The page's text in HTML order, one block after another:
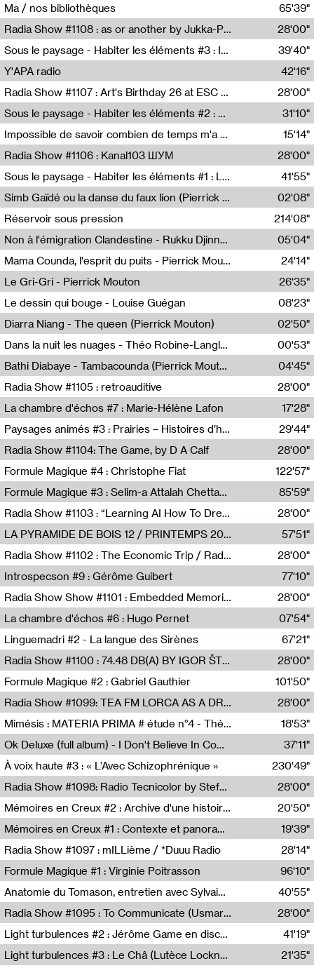
Ma / nos bibliothèques
Sarah Tritz,Elene Lapiashivili,Justin Marconnet,Mateo Cuche,Esther Lechevalier,Suzie Lecroart,Romance Castelet
65'39"
Radia Show #1108 : as or another by Jukka-Pekka Kervinen / Rádio Zero
Radio Zero
28'00"
Sous le paysage - Habiter les éléments #3 : Interprétations, rituels et symboliques des éléments
Nastassja Martin
39'40"
Y'APA radio
Pierrick Mouton
42'16"
Radia Show #1107 : Art's Birthday 26 at ESC - Medien Kunst Labor
Radio Helsinki
28'00"
Sous le paysage - Habiter les éléments #2 : Vers le tournant élémentaire
Nastassja Martin
31'10"
Impossible de savoir combien de temps m'a échappé
Mélanie Blaison,Mateo Cuin
15'14"
Radia Show #1106 : Kanal103 ШУМ
Kanal103
28'00"
Sous le paysage - Habiter les éléments #1 : Les éléments et les débordements du vivant
Nastassja Martin
41'55"
Simb Gaïdé ou la danse du faux lion (Pierrick Mouton)
Pierrick Mouton,Simb Gaïdé
02'08"
Réservoir sous pression
214'08"
Non à l'émigration Clandestine - Rukku Djinne Squad (Eden Tinto Collins)
Eden Tinto Collins,Rukku Djinne
05'04"
Mama Counda, l'esprit du puits - Pierrick Mouton
Pierrick Mouton
24'14"
Le Gri-Gri - Pierrick Mouton
Pierrick Mouton
26'35"
Le dessin qui bouge - Louise Guégan
Louise Guégan
08'23"
Diarra Niang - The queen (Pierrick Mouton)
Pierrick Mouton,Diarra Niang
02'50"
Dans la nuit les nuages - Théo Robine-Langlois
Théo Robine-Langlois,LD Beat
00'53"
Bathi Diabaye - Tambacounda (Pierrick Mouton)
Pierrick Mouton,Bathi Diabaye
04'45"
Radia Show #1105 : retroauditive
Soundart Radio
28'00"
La chambre d'échos #7 : Marie-Hélène Lafon
Revue Les Chambres,Marie-Hélène Lafon
17'28"
Paysages animés #3 : Prairies – Histoires d’herbes et d’humains
Anne Simon
29'44"
Radia Show #1104: The Game, by D A Calf
Radio One NZ
28'00"
Formule Magique #4 : Christophe Fiat
Nathalie Lacroix
122'57"
Formule Magique #3 : Selim-a Attalah Chettaoui
Nathalie Lacroix,Selim-a Attalah Chettaoui
85'59"
Radia Show #1103 : “Learning AI How To Dream” by Sebastian Dingens (Radio Campus Bruxelles)
Radio Campus Bruxelles
28'00"
LA PYRAMIDE DE BOIS 12 / PRINTEMPS 2026
Sammy Stein
57'51"
Radia Show #1102 : The Economic Trip / Radio Grenouille
Radio Grenouille
28'00"
Introspecson #9 : Gérôme Guibert
Pierre Henry,Gérôme Guibert
77'10"
Radia Show Show #1101 : Embedded Memories by Jimmy Peggie / radioart106
Jimmy Peggie,radioart106
28'00"
La chambre d'échos #6 : Hugo Pernet
Revue Les Chambres,Hugo Pernet
07'54"
Linguemadri #2 - La langue des Sirènes
Meris Angioletti
67'21"
Radia Show #1100 : 74.48 DB(A) BY IGOR ŠTROMAJER FOR RADIO X
radio x
28'00"
Formule Magique #2 : Gabriel Gauthier
Nathalie Lacroix,Gabriel Gauthier
101'50"
Radia Show #1099: TEA FM LORCA AS A DREAM
TEAFM
28'00"
Mimésis : MATERIA PRIMA # étude n°4 - Théâtre de l’Aquarium
Francesco Russo,Scuola della Crisi
18'53"
Ok Deluxe (full album) - I Don't Believe In Computing
37'11"
À voix haute #3 : « L’Avec Schizophrénique »
230'49"
Radia Show #1098: Radio Tecnicolor by Stefan Nussbaumer & Georg Zichy (Radio Orange 94.0)
Radio Orange 94.0
28'00"
Mémoires en Creux #2 : Archive d'une histoire artistique
Sophie Auger-Grappin
20'50"
Mémoires en Creux #1 : Contexte et panorama
Sophie Auger-Grappin
19'39"
Radia Show #1097 : mILLième / *Duuu Radio
28'14"
Formule Magique #1 : Virginie Poitrasson
Nathalie Lacroix,Virginie Poitrasson
96'10"
Anatomie du Tomason, entretien avec Sylvain Cardonnel
Loraine Baud,Sylvain Cardonnel
40'55"
Radia Show #1095 : To Communicate (Usmaradio)
Usmaradio
28'00"
Light turbulences #2 : Jérôme Game en discussion avec Thomas Corlin
41'19"
Light turbulences #3 : Le Châ (Lutèce Lockness)
21'35"